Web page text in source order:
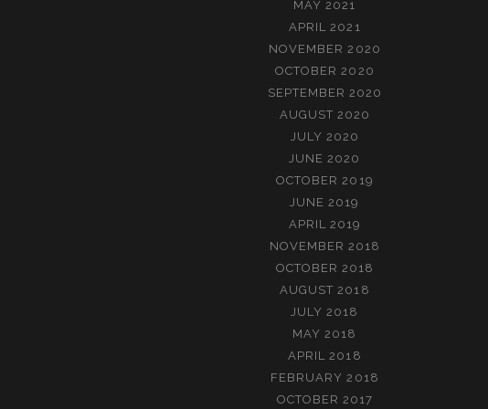
MAY 2021
APRIL 2021
NOVEMBER 2020
OCTOBER 2020
SEPTEMBER 2020
AUGUST 2020
JULY 2020
JUNE 2020
OCTOBER 2019
JUNE 2019
APRIL 2019
NOVEMBER 2018
OCTOBER 2018
AUGUST 2018
JULY 2018
MAY 2018
APRIL 2018
FEBRUARY 2018
OCTOBER 2017